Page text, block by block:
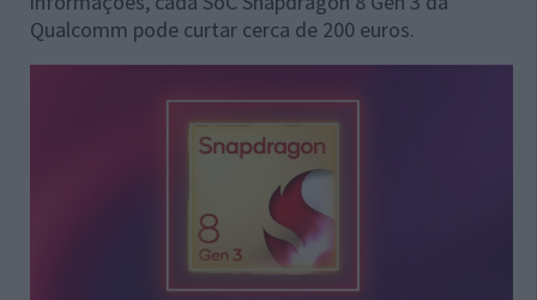
Qualcomm pode curtar cerca de 200 euros.